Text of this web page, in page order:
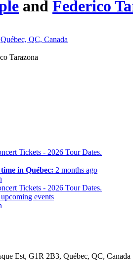
and Federico
Québec, QC, Canada
in Québec: 2 months ago
events
Est, G1R 2B3, Québec, QC, Canada